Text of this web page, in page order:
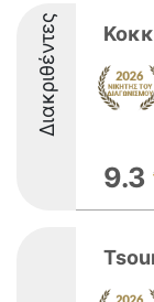
Διακριθέντες
9.3